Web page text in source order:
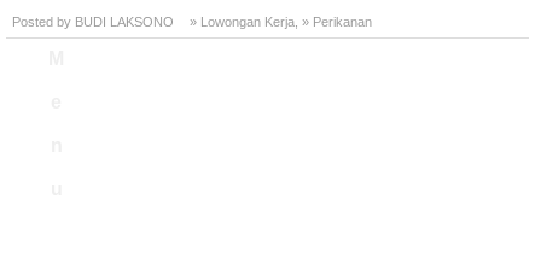
Posted by BUDI LAKSONO » Lowongan Kerja » Perikanan